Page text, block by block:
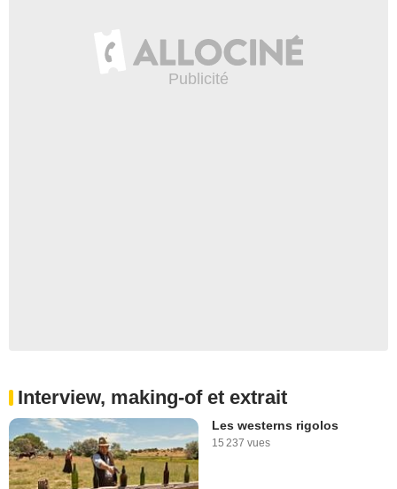
Interview, making-of et extrait
Les westerns rigolos
15 237 vues